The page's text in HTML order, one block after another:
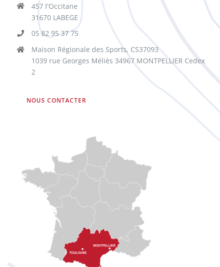
457 l'Occitane
31670 LABEGE
05 82 95 37 75
Maison Régionale des Sports, CS37093
1039 rue Georges Méliès 34967 MONTPELLIER Cedex
2
NOUS CONTACTER